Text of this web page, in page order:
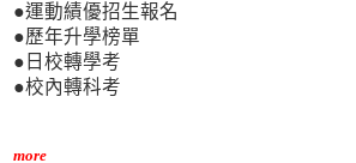
●運動績優招生報名
●歷年升學榜單
●日校轉學考
●校內轉科考
more